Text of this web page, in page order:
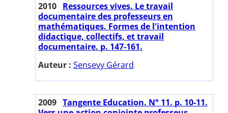
2010 Ressources vives. Le travail
documentaire des professeurs en
mathématiques. Formes de l'intention
didactique, collectifs, et travail
documentaire. p. 147-161.
Auteur : Sensevy Gérard
2009 Tangente Education. N° 11. p. 10-11.